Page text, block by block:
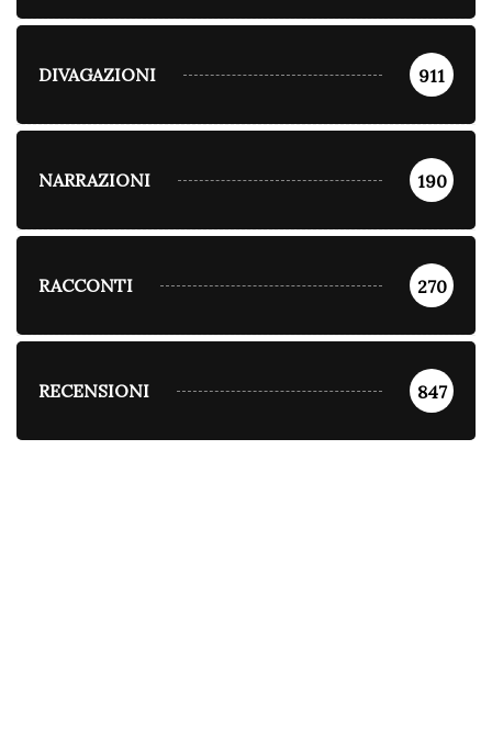
DIVAGAZIONI 911
NARRAZIONI 190
RACCONTI 270
RECENSIONI 847